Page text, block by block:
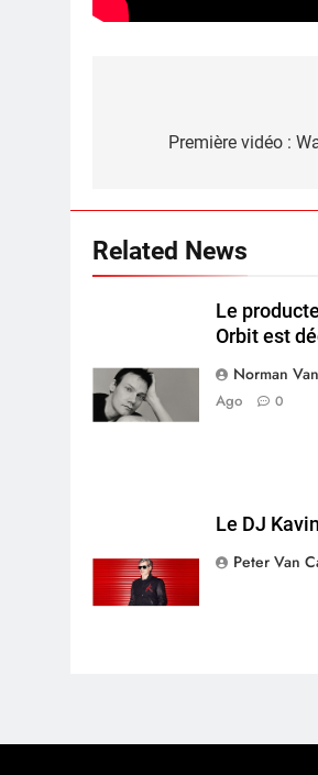
navigation
Première vidéo :
Related News
Le
Orbit est
Norman
Ago
0
Le DJ
Peter Van